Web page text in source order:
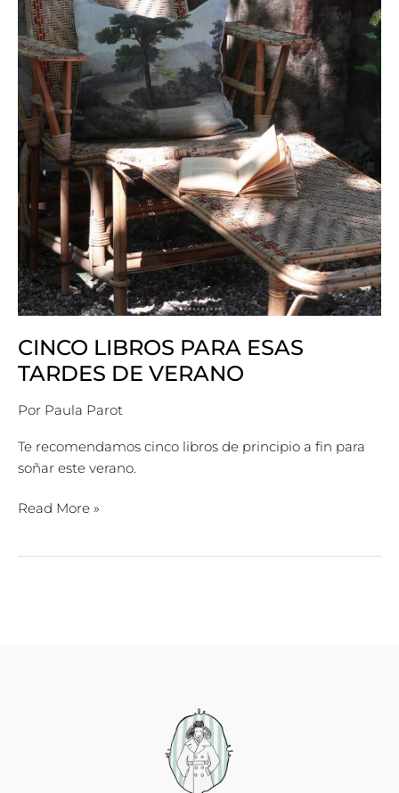
CINCO LIBROS PARA ESAS
TARDES DE VERANO
Por Paula Parot
Te recomendamos cinco libros de principio a fin para
soñar este verano.
Read More »